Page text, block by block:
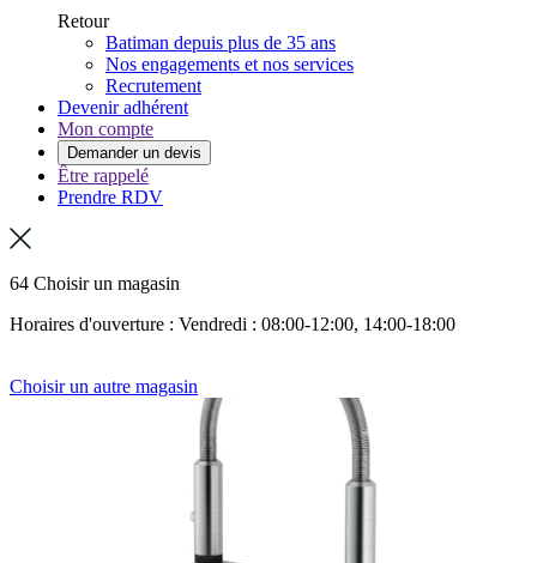
Retour
Batiman depuis plus de 35 ans
Nos engagements et nos services
Recrutement
Devenir adhérent
Mon compte
Demander un devis
Être rappelé
Prendre RDV
64 Choisir un magasin
Horaires d'ouverture : Vendredi : 08:00-12:00, 14:00-18:00
Choisir un autre magasin